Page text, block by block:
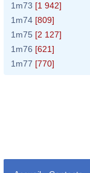
1m73 [1 942]
1m74 [809]
1m75 [2 127]
1m76 [621]
1m77 [770]